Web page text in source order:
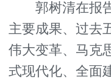
郭树清在报告
主要成果、过去
伟大变革、马克
式现代化、全面